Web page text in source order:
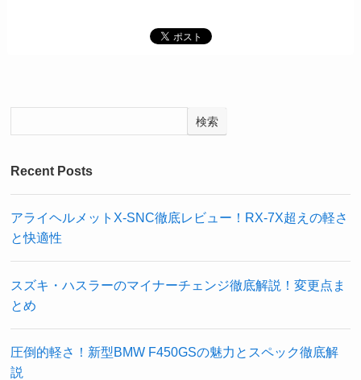
検索
Recent Posts
アライヘルメットX-SNC徹底レビュー！RX-7X超えの軽さ
と快適性
スズキ・ハスラーのマイナーチェンジ徹底解説！変更点ま
とめ
圧倒的軽さ！新型BMW F450GSの魅力とスペック徹底解
説